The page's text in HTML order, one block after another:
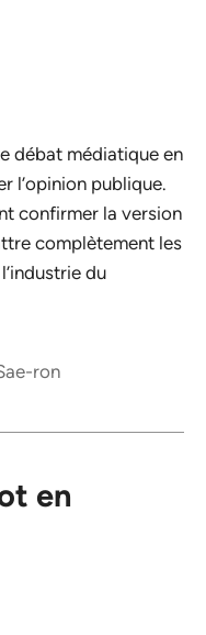
débat médiatique en
l’opinion publique.
confirmer la version
complètement les
du
ron
en